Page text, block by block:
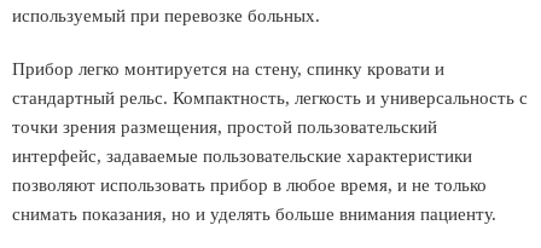
используемый при перевозке больных.
Прибор легко монтируется на стену, спинку кровати и
стандартный рельс. Компактность, легкость и универсальность с
точки зрения размещения, простой пользовательский
интерфейс, задаваемые пользовательские характеристики
позволяют использовать прибор в любое время, и не только
снимать показания, но и уделять больше внимания пациенту.